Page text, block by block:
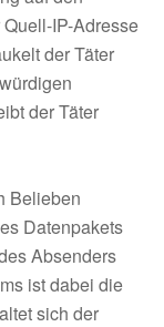
IP-Adresse
der Täter
der Täter
Belieben
Datenpakets
Absenders
ist dabei die
sich der